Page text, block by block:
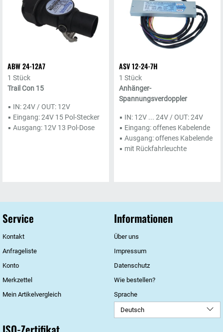
ABW 24-12A7
1 Stück
Trail Con 15
▪ IN: 24V / OUT: 12V
▪ Eingang: 24V 15 Pol-Stecker
▪ Ausgang: 12V 13 Pol-Dose
ASV 12-24-7H
1 Stück
Anhänger-
Spannungsverdoppler
▪ IN: 12V ... 24V / OUT: 24V
▪ Eingang: offenes Kabelende
▪ Ausgang: offenes Kabelende
▪ mit Rückfahrleuchte
Service
Kontakt
Anfrageliste
Konto
Merkzettel
Mein Artikelvergleich
Informationen
Über uns
Impressum
Datenschutz
Wie bestellen?
Sprache
Deutsch